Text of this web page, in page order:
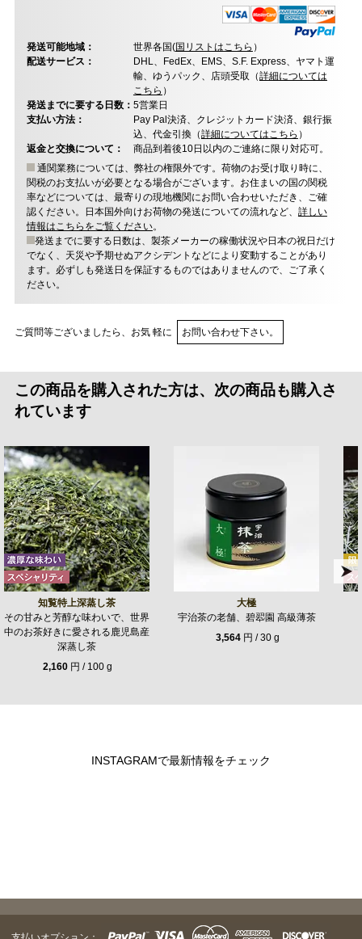
発送可能地域： 世界各国(国リストはこちら ）
配送サービス：
DHL、FedEx、EMS、S.F. Express、ヤマト運
輸、ゆうパック、店頭受取（詳細については
こちら ）
発送までに要する日数： 5営業日
支払い方法：
Pay Pal決済、クレジットカード決済、銀行振
込、代金引換（詳細についてはこちら ）
返金と交換について：
商品到着後10日以内のご連絡に限り対応可。
通関業務については、弊社の権限外です。荷物のお受け取り時に、
関税のお支払いが必要となる場合がございます。お住まいの国の関税
率などについては、最寄りの現地機関にお問い合わせいただき、ご確
認ください。日本国外向けお荷物の発送についての流れなど、 詳しい
情報はこちらをご覧ください。
発送までに要する日数は、製茶メーカーの稼働状況や日本の祝日だけ
でなく、天災や予期せぬアクシデントなどにより変動することがあり
ます。必ずしも発送日を保証するものではありませんので、ご了承く
ださい。
ご質問等ございましたら、お気 軽に お問い合わせ下さい。
この商品を購入された方は、次の商品も購入さ
れています
知覧特上深蒸し茶
その甘みと芳醇な味わいで、世界
中のお茶好きに愛される鹿児島産
深蒸し茶
2,160 円 / 100 g
大極
宇治茶の老舗、碧翆園 高級薄茶
3,564円 / 30 g
INSTAGRAMで最新情報をチェック